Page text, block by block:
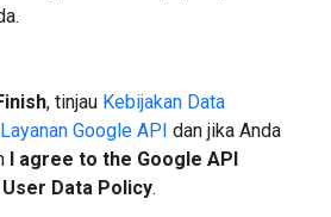
, tinjau Kebijakan Data
Google API dan jika Anda
I agree to the Google API
Data Policy.